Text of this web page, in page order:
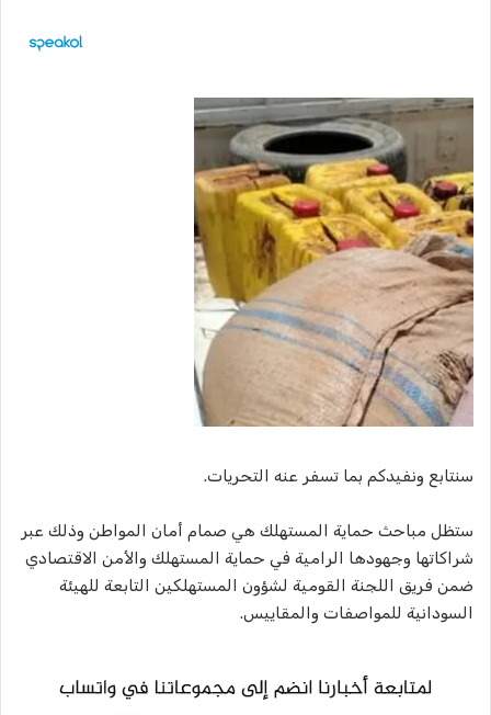
سنتابع ونفيدكم بما تسفر عنه التحريات.
ستظل مباحث حماية المستهلك هي صمام أمان المواطن وذلك عبر
شراكاتها وجهودها الرامية في حماية المستهلك والأمن الاقتصادي
ضمن فريق اللجنة القومية لشؤون المستهلكين التابعة للهيئة
السودانية للمواصفات والمقاييس.